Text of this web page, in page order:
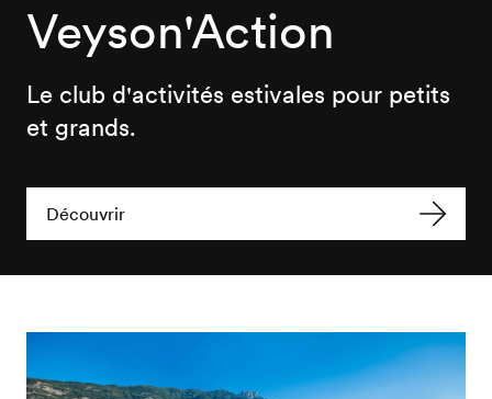
Veyson'Action
Le club d'activités estivales pour petits
et grands.
Découvrir